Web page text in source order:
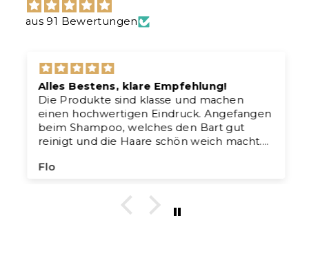
aus 91 Bewertungen
Alles Bestens, klare Empfehlung!
Die Produkte sind klasse und machen
einen hochwertigen Eindruck. Angefangen
beim Shampoo, welches den Bart gut
reinigt und die Haare schön weich macht.
Beardshaper. Nach der ersten Anwendung
gibt deinem Bart ein festen und dennoch
flexiblen Halt, der den ganzen Tag über
Flo